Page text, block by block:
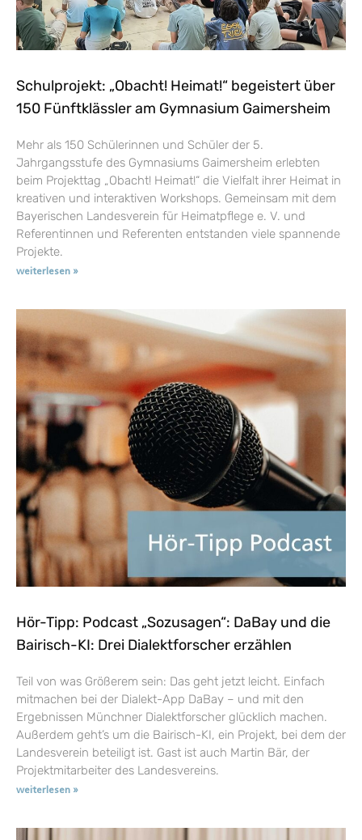
Schulprojekt: „Obacht! Heimat!“ begeistert über
150 Fünftklässler am Gymnasium Gaimersheim
Mehr als 150 Schülerinnen und Schüler der 5.
Jahrgangsstufe des Gymnasiums Gaimersheim erlebten
beim Projekttag „Obacht! Heimat!“ die Vielfalt ihrer Heimat in
kreativen und interaktiven Workshops. Gemeinsam mit dem
Bayerischen Landesverein für Heimatpflege e. V. und
Referentinnen und Referenten entstanden viele spannende
Projekte.
weiterlesen »
Hör-Tipp: Podcast „Sozusagen“: DaBay und die
Bairisch-KI: Drei Dialektforscher erzählen
Teil von was Größerem sein: Das geht jetzt leicht. Einfach
mitmachen bei der Dialekt-App DaBay – und mit den
Ergebnissen Münchner Dialektforscher glücklich machen.
Außerdem geht’s um die Bairisch-KI, ein Projekt, bei dem der
Landesverein beteiligt ist. Gast ist auch Martin Bär, der
Projektmitarbeiter des Landesvereins.
weiterlesen »